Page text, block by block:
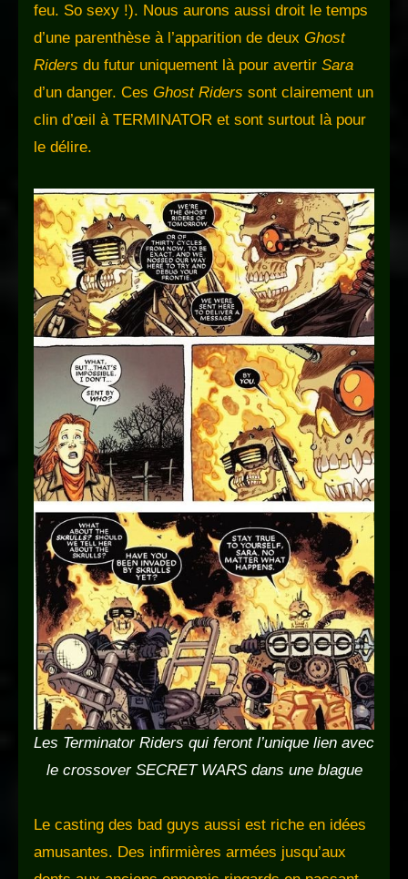
feu. So sexy !). Nous aurons aussi droit le temps
d’une parenthèse à l’apparition de deux Ghost
Riders du futur uniquement là pour avertir Sara
d’un danger. Ces Ghost Riders sont clairement un
clin d’œil à TERMINATOR et sont surtout là pour
le délire.
Les Terminator Riders qui feront l’unique lien avec
le crossover SECRET WARS dans une blague
Le casting des bad guys aussi est riche en idées
amusantes. Des infirmières armées jusqu’aux